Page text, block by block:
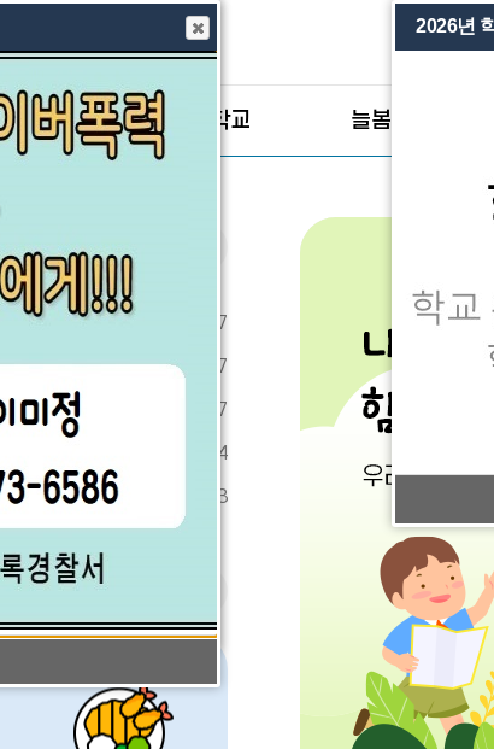
처음으로
이마당 미래학교 늘봄학교
2026.07.27
2026.07.27
2026.07.27
2026.07.24
내
2026.07.23
더
보
늘
의
2026년